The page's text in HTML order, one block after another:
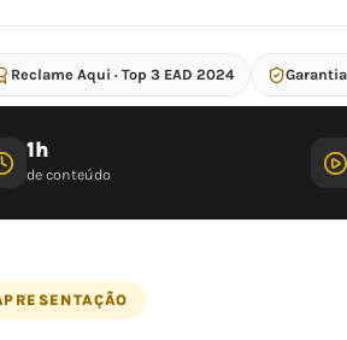
Reclame Aqui · Top 3 EAD 2024
1h
de conteúdo